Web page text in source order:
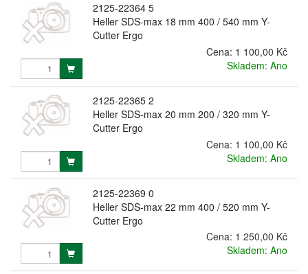
2125-22364 5
Heller SDS-max 18 mm 400 / 540 mm Y-
Cutter Ergo
Cena: 1 100,00 Kč
Skladem: Ano
2125-22365 2
Heller SDS-max 20 mm 200 / 320 mm Y-
Cutter Ergo
Cena: 1 100,00 Kč
Skladem: Ano
2125-22369 0
Heller SDS-max 22 mm 400 / 520 mm Y-
Cutter Ergo
Cena: 1 250,00 Kč
Skladem: Ano